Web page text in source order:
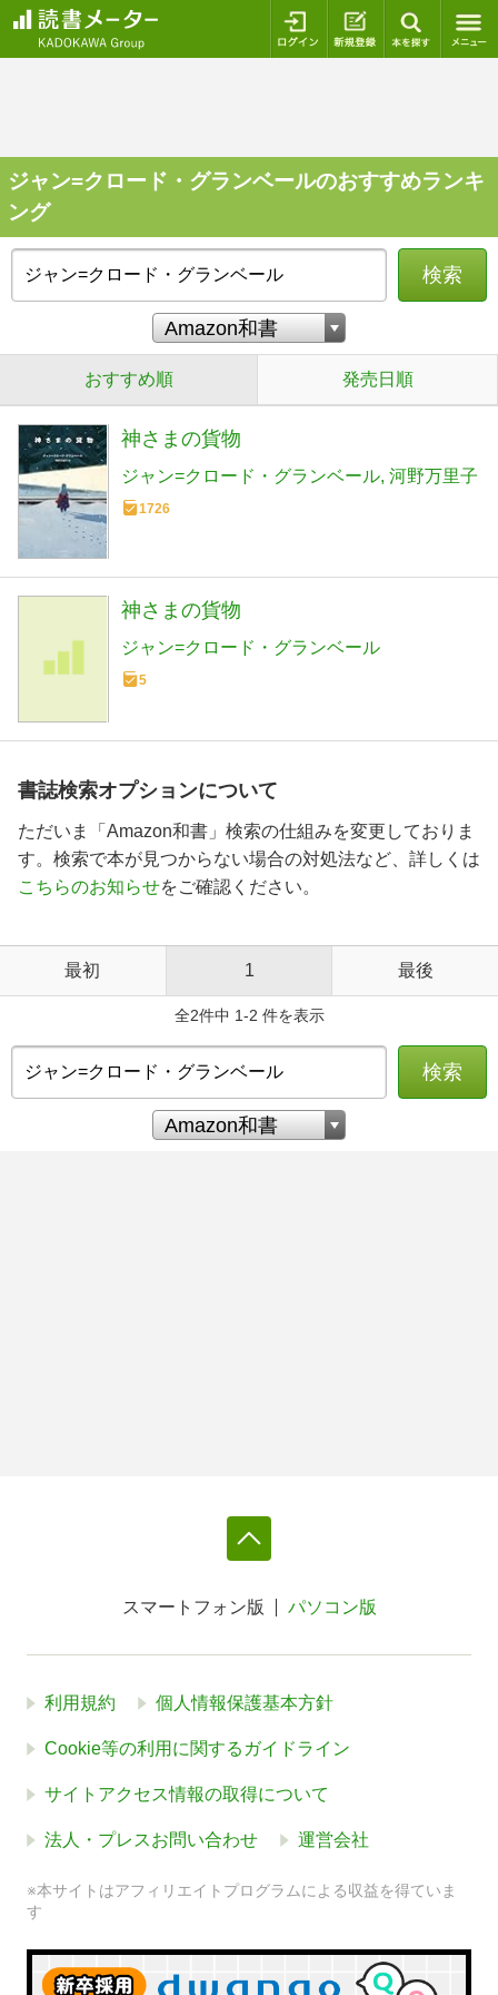
ログイン 新規登録
ジャン=クロード・グランベールのおすすめランキ
ング
検索
おすすめ順 発売日順
神さまの貨物
ジャン=クロード・グランベール 河野万里子
1726
神さまの貨物
ジャン=クロード・グランベール
5
書誌検索オプションについて
ただいま「Amazon和書」検索の仕組みを変更しておりま
す。検索で本が見つからない場合の対処法など、詳しくは
こちらのお知らせをご確認ください。
最初 1 最後
全2件中 1-2 件を表示
検索
スマートフォン版 パソコン版
利用規約 個人情報保護基本方針
Cookie等の利用に関するガイドライン
サイトアクセス情報の取得について
法人・プレスお問い合わせ 運営会社
※本サイトはアフィリエイトプログラムによる収益を得ていま
す